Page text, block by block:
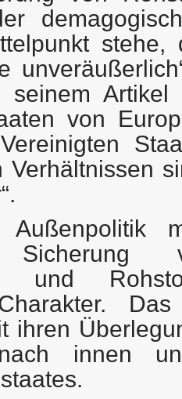
stehe,
von
Verhältnissen
Außenpolitik
Sicherung
und
Charakter.
ihren
nach innen